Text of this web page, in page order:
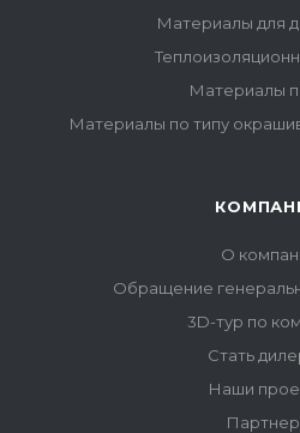
Материалы для
Материалы
Материалы по типу
О
Обращение
3D-тур по
Стать
Наши